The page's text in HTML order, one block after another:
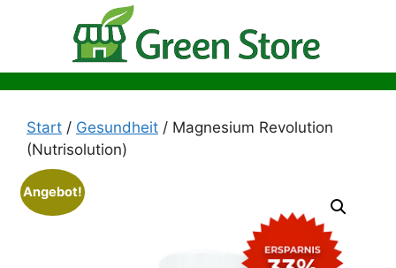
Start / Gesundheit / Magnesium Revolution
(Nutrisolution)
Angebot!